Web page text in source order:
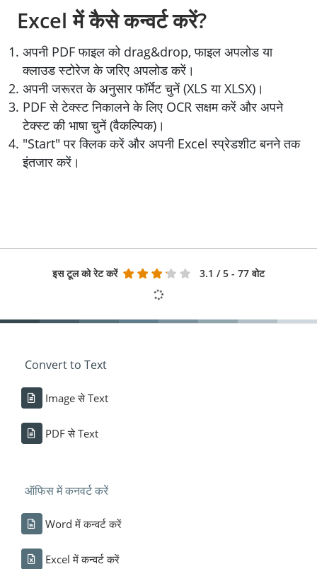
Excel में कैसे कन्वर्ट करें?
अपनी PDF फाइल को drag&drop, फाइल अपलोड या
क्लाउड स्टोरेज के जरिए अपलोड करें।
अपनी जरूरत के अनुसार फॉर्मेट चुनें (XLS या XLSX)।
PDF से टेक्स्ट निकालने के लिए OCR सक्षम करें और अपने
टेक्स्ट की भाषा चुनें (वैकल्पिक)।
"Start" पर क्लिक करें और अपनी Excel स्प्रेडशीट बनने तक
इंतजार करें।
इस टूल को रेट करें 3.1 / 5 - 77 वोट
Convert to Text
Image से Text
PDF से Text
ऑफिस में कनवर्ट करें
Word में कन्वर्ट करें
Excel में कन्वर्ट करें